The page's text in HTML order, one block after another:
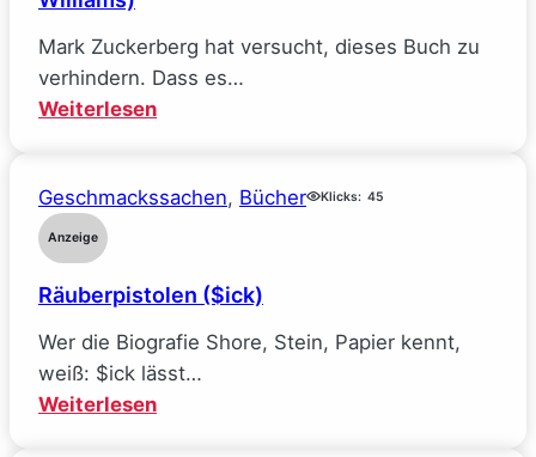
Mark Zuckerberg hat versucht, dieses Buch zu
verhindern. Dass es…
Weiterlesen:
bei
wie
alle
meine
Ideale
Geschmackssachen, Bücher Klicks: 45
Anzeige
Räuberpistolen ($ick)
Wer die Biografie Shore, Stein, Papier kennt,
weiß: $ick lässt…
Weiterlesen: